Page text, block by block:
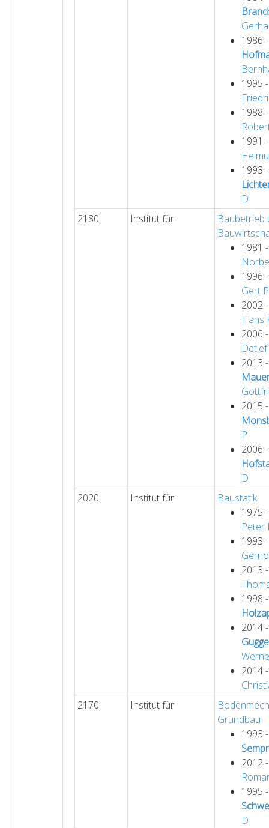
1986
1995
1988
1991
1993
D
2180
Institut für
Baubetrieb
1981
1996
Gert P
2002
Hans
2006
Detlef
2013
2015
P
2006
D
2020
Institut für
Baustatik
1975
Peter
1993
2013
1998
2014
2014
2170
Institut für
Grundbau
1993
2012
1995
D